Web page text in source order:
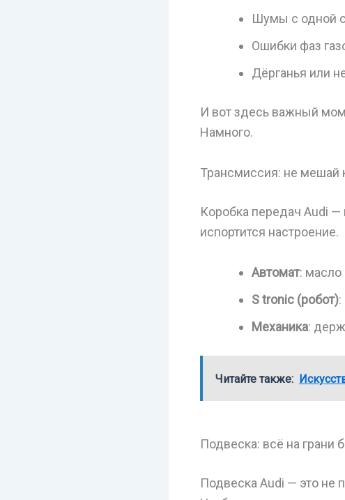
Шумы с одной
Ошибки фаз
Дёрганья или
И вот здесь важный
Намного.
Трансмиссия: не мешай
Коробка передач Audi
испортится настроение.
Автомат: масло
S tronic (робот):
Механика:
Читайте также:
Подвеска: всё на грани
Подвеска Audi — это не